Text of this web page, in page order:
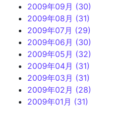
2009年09月 (30)
2009年08月 (31)
2009年07月 (29)
2009年06月 (30)
2009年05月 (32)
2009年04月 (31)
2009年03月 (31)
2009年02月 (28)
2009年01月 (31)